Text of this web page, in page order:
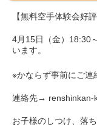
【無料空手体験会好
4月15日（金）18:30
います。
※かならず事前にご連
連絡先→ renshinkan-
お子様のしつけ、落